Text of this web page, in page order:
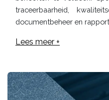
traceerbaarheid,
documentbeheer en
Lees meer +